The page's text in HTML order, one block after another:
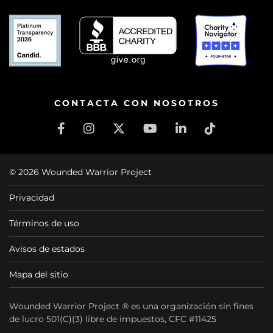
CONTACTA CON NOSOTROS
© 2026 Wounded Warrior Project
Privacidad
Términos de uso
Avisos de estados
Mapa del sitio
Wounded Warrior Project ® es una organización sin fines
de lucro 501(C)(3) libre de impuestos, CFC #11425